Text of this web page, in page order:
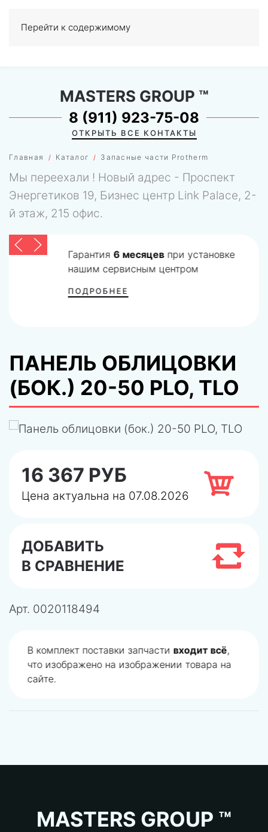
Перейти к содержимому
0
Главная Каталог Запасные части Protherm
MASTERS GROUP ™
8 (911) 923-75-08
ОТКРЫТЬ ВСЕ КОНТАКТЫ
Мы переехали ! Новый адрес - Проспект
Энергетиков 19, Бизнес центр Link Palace, 2-
й этаж, 215 офис.
Гарантия 6 месяцевпри установке
нашим сервисным центром
ПОДРОБНЕЕ
ПАНЕЛЬ ОБЛИЦОВКИ
(БОК.) 20-50 PLO, TLO
16 367 РУБ
Цена актуальна на 07.08.2026
ДОБАВИТЬ
В СРАВНЕНИЕ
Арт. 0020118494
В комплект поставки запчасти входит всё,
что изображено на изображении товара на
сайте.
MASTERS GROUP ™